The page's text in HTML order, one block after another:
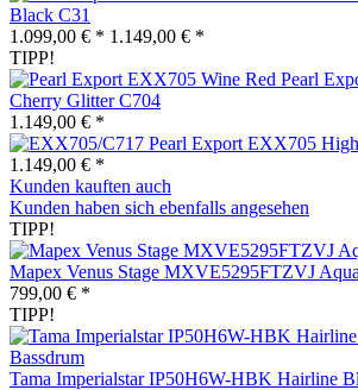
Black C31
1.099,00 € * 1.149,00 € *
TIPP!
Pearl
Cherry Glitter C704
1.149,00 € *
Pearl Export EXX705
1.149,00 € *
Kunden kauften auch
Kunden haben sich ebenfalls angesehen
TIPP!
Mapex Venus Stage MXVE5295FTZVJ
799,00 € *
TIPP!
Tama Imperialstar IP50H6W-HBK Hairline